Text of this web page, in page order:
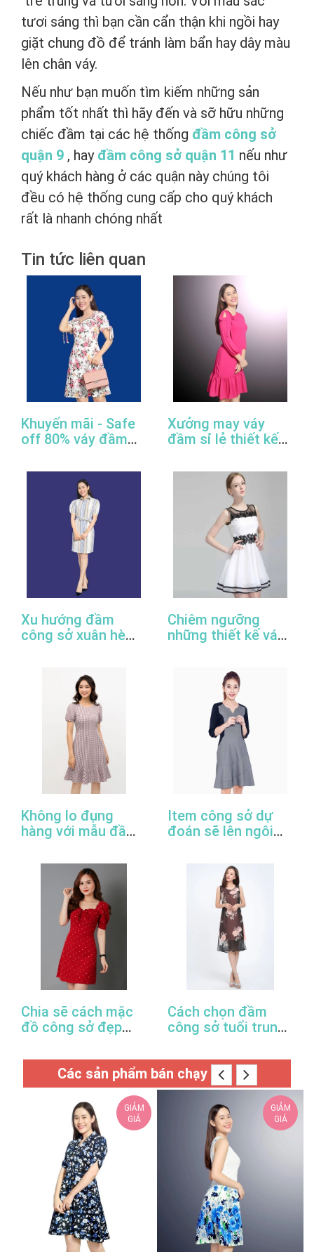
tươi sáng thì bạn cần cẩn thận khi ngồi hay
giặt chung đồ để tránh làm bẩn hay dây màu
lên chân váy.
Nếu như bạn muốn tìm kiếm những sản
phẩm tốt nhất thì hãy đến và sỡ hữu những
chiếc đầm tại các hệ thống đầm công sở
quận 9 , hay đầm công sở quận 11 nếu như
quý khách hàng ở các quận này chúng tôi
đều có hệ thống cung cấp cho quý khách
rất là nhanh chóng nhất
Tin tức liên quan
Khuyến mãi - Safe
off 80% váy đầm
đẹp
Xưởng may váy
đầm sỉ lẻ thiết kế
cấp, uy tín
Xu hướng đầm
công sở xuân hè
Chiêm ngưỡng
những thiết kế váy
Không lo đụng
hàng với mẫu đầm
thanh lịch
Item công sở dự
đoán sẽ lên ngôi
Chia sẽ cách mặc
đồ công sở đẹp
này
Cách chọn đầm
công sở tuổi trung
Các sản phẩm bán chạy
GIẢM
GIÁ
GIẢM
GIÁ